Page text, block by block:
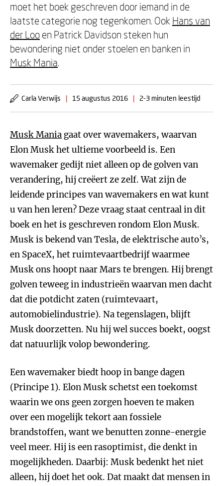
moet het boek geschreven door iemand in de
laatste categorie nog tegenkomen. Ook Hans van
der Loo en Patrick Davidson steken hun
bewondering niet onder stoelen en banken in
Musk Mania.
Carla Verwijs | 15 augustus 2016 | 2-3 minuten leestijd
Musk Mania gaat over wavemakers, waarvan
Elon Musk het ultieme voorbeeld is. Een
wavemaker gedijt niet alleen op de golven van
verandering, hij creëert ze zelf. Wat zijn de
leidende principes van wavemakers en wat kunt
u van hen leren? Deze vraag staat centraal in dit
boek en het is geschreven rondom Elon Musk.
Musk is bekend van Tesla, de elektrische auto’s,
en SpaceX, het ruimtevaartbedrijf waarmee
Musk ons hoopt naar Mars te brengen. Hij brengt
golven teweeg in industrieën waarvan men dacht
dat die potdicht zaten (ruimtevaart,
automobielindustrie). Na tegenslagen, blijft
Musk doorzetten. Nu hij wel succes boekt, oogst
dat natuurlijk volop bewondering.
Een wavemaker biedt hoop in bange dagen
(Principe 1). Elon Musk schetst een toekomst
waarin we ons geen zorgen hoeven te maken
over een mogelijk tekort aan fossiele
brandstoffen, want we benutten zonne-energie
veel meer. Hij is een rasoptimist, die denkt in
mogelijkheden. Daarbij: Musk bedenkt het niet
alleen, hij doet het ook. Dat maakt dat mensen in